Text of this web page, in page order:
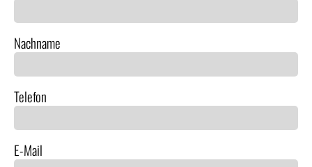
Nachname
Telefon
E-Mail